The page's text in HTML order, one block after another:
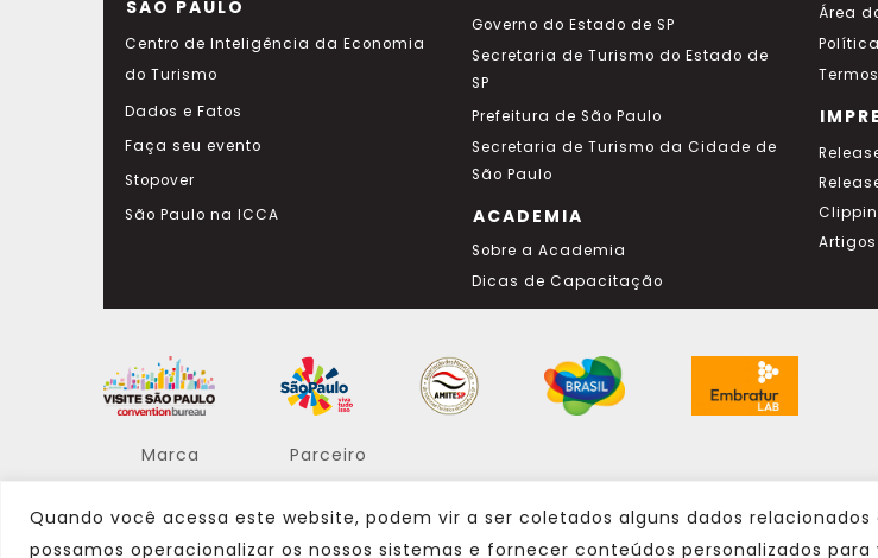
Quando você acessa este website, podem vir a ser coletados alguns dados
possamos operacionalizar os nossos sistemas e fornecer conteúdos personalizados
SÃO PAULO
Centro de Inteligência da Economia
do Turismo
Dados e Fatos
Faça seu evento
Stopover
São Paulo na ICCA
Governo do Estado de SP
Secretaria de Turismo do Estado de
SP
Prefeitura de São Paulo
Secretaria de Turismo da Cidade de
São Paulo
ACADEMIA
Sobre a Academia
Dicas de Capacitação
Área
Artigos
Marca Parceiro
Consulte sempre um agente